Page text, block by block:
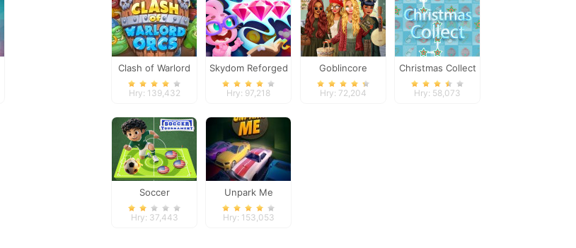
Clash of Warlord
Orcs
Hry: 139,432
Skydom Reforged
Hry: 97,218
Goblincore
Aesthetic
Hry: 72,204
Christmas Collect
Hry: 58,073
Soccer
Tournament
Hry: 37,443
Unpark Me
Hry: 153,053